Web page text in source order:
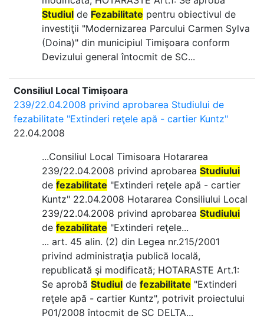
Studiul de Fezabilitate pentru obiectivul de
investiţii "Modernizarea Parcului Carmen Sylva
(Doina)" din municipiul Timişoara conform
Devizului general întocmit de SC...
Consiliul Local Timișoara
239/22.04.2008 privind aprobarea Studiului de
fezabilitate "Extinderi reţele apă - cartier Kuntz"
22.04.2008
...Consiliul Local Timisoara Hotararea
239/22.04.2008 privind aprobarea Studiului
de fezabilitate "Extinderi reţele apă - cartier
Kuntz" 22.04.2008 Hotararea Consiliului Local
239/22.04.2008 privind aprobarea Studiului
de fezabilitate "Extinderi reţele...
... art. 45 alin. (2) din Legea nr.215/2001
privind administraţia publică locală,
republicată şi modificată; HOTARASTE Art.1:
Se aprobă Studiul de fezabilitate "Extinderi
reţele apă - cartier Kuntz", potrivit proiectului
P01/2008 întocmit de SC DELTA...